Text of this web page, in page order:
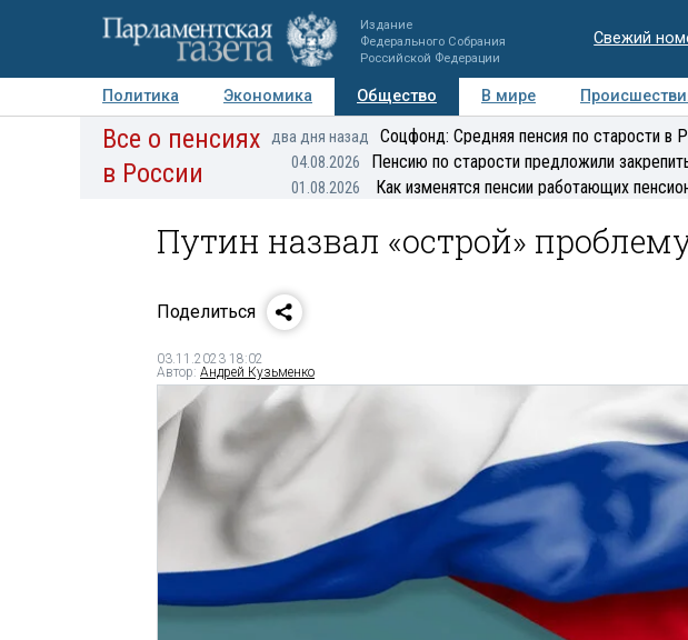
Издание
Федерального Собрания
Российской Федерации
Свежий
Политика Экономика Общество В мире
Авторы Персоны Мнения Регионы Медиацентр
Все о пенсиях
в России
два дня назад Соцфонд: Средняя пенсия по старости в
04.08.2026 Пенсию по старости предложили
01.08.2026 Как изменятся пенсии работающих
Путин назвал «острой»
Поделиться
03.11.2023 18:02
Автор: Андрей Кузьменко